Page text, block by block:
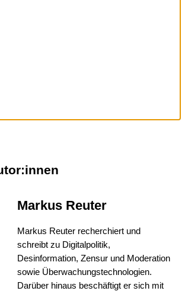
Markus Reuter
Markus Reuter recherchiert und
schreibt zu Digitalpolitik,
Desinformation, Zensur und Moderation
sowie Überwachungstechnologien.
Darüber hinaus beschäftigt er sich mit